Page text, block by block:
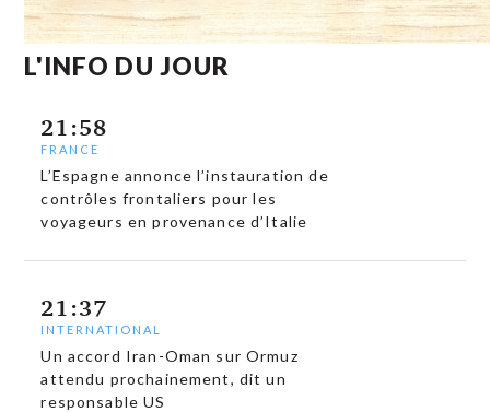
L'INFO DU JOUR
21:58
FRANCE
L’Espagne annonce l’instauration de
contrôles frontaliers pour les
voyageurs en provenance d’Italie
21:37
INTERNATIONAL
Un accord Iran-Oman sur Ormuz
attendu prochainement, dit un
responsable US